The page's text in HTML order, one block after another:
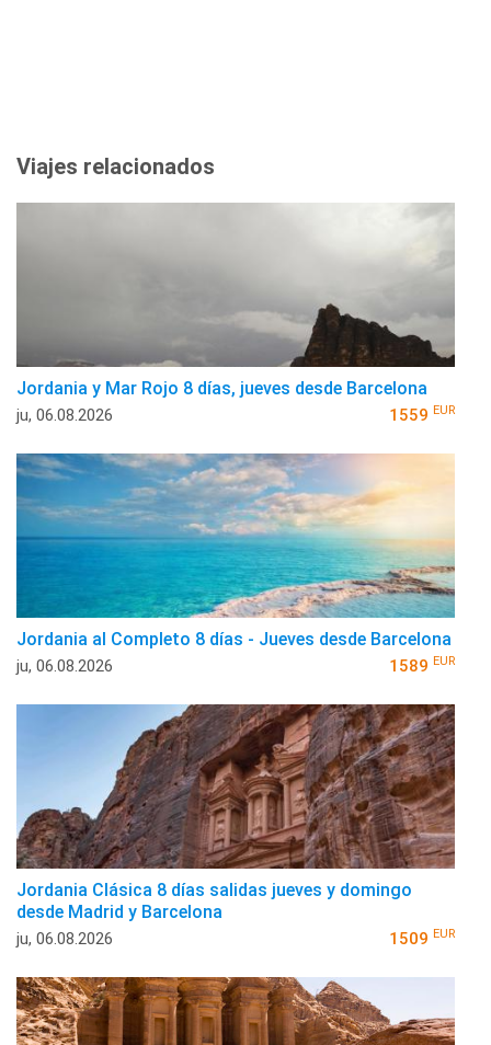
Viajes relacionados
Jordania y Mar Rojo 8 días, jueves desde Barcelona
ju, 06.08.2026 1559 EUR
Jordania al Completo 8 días - Jueves desde Barcelona
ju, 06.08.2026 1589 EUR
Jordania Clásica 8 días salidas jueves y domingo
desde Madrid y Barcelona
ju, 06.08.2026 1509 EUR